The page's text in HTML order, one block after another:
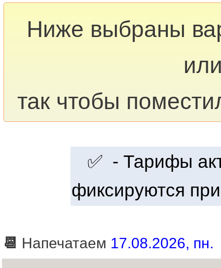
Ниже выбраны
так чтобы
✅ - Тарифы
фиксируются
📆 Напечатаем 17.08.2026, пн.